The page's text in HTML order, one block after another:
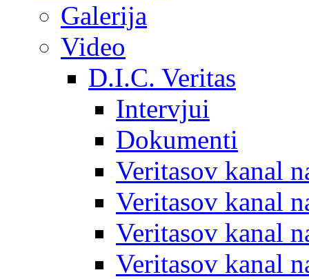
Galerija
Video
D.I.C. Veritas
Intervjui
Dokumenti
Veritasov kanal
Veritasov kanal
Veritasov kanal
Veritasov kanal